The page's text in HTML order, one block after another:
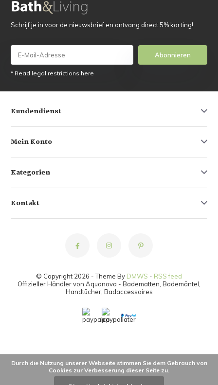
Schrijf je in voor de nieuwsbrief en ontvang direct 5% korting!
Abonnieren
* Read legal restrictions here
Kundendienst
Mein Konto
Kategorien
Kontakt
© Copyright 2026 - Theme By DMWS - RSS feed
Offizieller Händler von Aquanova - Badematten, Bademäntel,
Handtücher, Badaccessoires
Durch die Nutzung unserer Webseite stimmen Sie dem Gebrauch von
Cookies zur Verbesserung dieser Seite zu.